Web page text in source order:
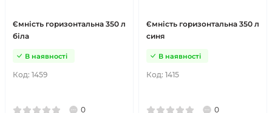
Ємність горизонтальна 350 л
біла
Код: 1459
В наявності
0
Ємність горизонтальна 350 л
синя
Код: 1415
В наявності
0